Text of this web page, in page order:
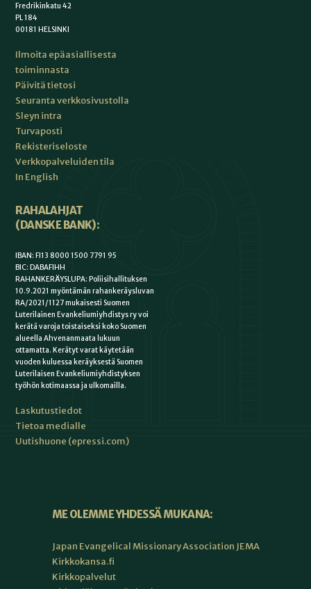
Fredrikinkatu 42
PL 184
00181 HELSINKI
Ilmoita epäasiallisesta
toiminnasta
Päivitä tietosi
Seuranta verkkosivustolla
Sleyn intra
Turvaposti
Rekisteriseloste
Verkkopalveluiden tila
In English
RAHALAHJAT
(DANSKE BANK):
IBAN: FI13 8000 1500 7791 95
BIC: DABAFIHH
RAHANKERÄYSLUPA: Poliisihallituksen
10.9.2021 myöntämän rahankeräysluvan
RA/2021/1127 mukaisesti Suomen
Luterilainen Evankeliumiyhdistys ry voi
kerätä varoja toistaiseksi koko Suomen
alueella Ahvenanmaata lukuun
ottamatta. Kerätyt varat käytetään
vuoden kuluessa keräyksestä Suomen
Luterilaisen Evankeliumiyhdistyksen
työhön kotimaassa ja ulkomailla.
Laskutustiedot
Tietoa medialle
Uutishuone (epressi.com)
ME OLEMME YHDESSÄ MUKANA:
Japan Evangelical Missionary Association JEMA
Kirkkokansa.fi
Kirkkopalvelut